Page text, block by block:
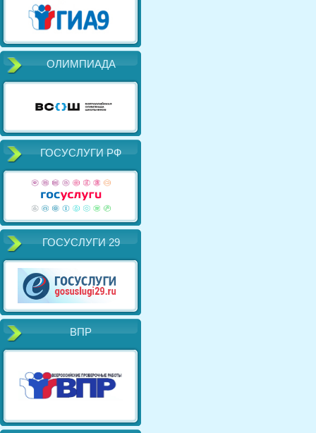
ОЛИМПИАДА
ГОСУСЛУГИ РФ
ГОСУСЛУГИ 29
ВПР